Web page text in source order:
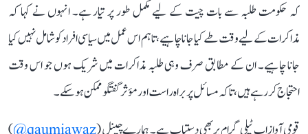
کہ حکومت طلبہ سے بات چیت کے لیے مکمل طور پر تیار ہے۔ انہوں نے کہا کہ
مذاکرات کے لیے وقت طے کیا جانا چاہیے، تاہم اس عمل میں سیاسی افراد کو شامل نہیں کیا
جانا چاہیے۔ ان کے مطابق صرف وہی طلبہ مذاکرات میں شریک ہوں جو اس وقت
احتجاج کر رہے ہیں، تاکہ مسائل پر براہ راست اور مؤثر گفتگو ممکن ہو سکے۔